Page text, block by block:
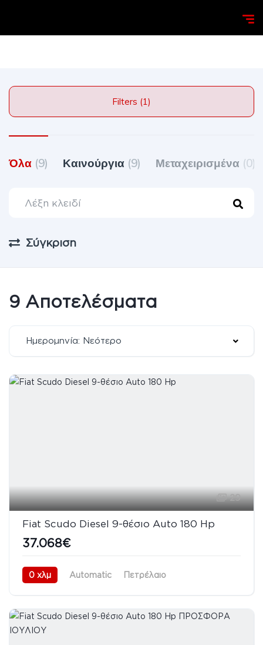
Filters (1)
Όλα (9) Καινούργια (9) Μεταχειρισμένα (0)
Σύγκριση
9 Αποτελέσματα
Ημερομηνία: Νεότερο
29
Fiat Scudo Diesel 9-θέσιο Auto 180 Hp
37.068€
0 χλμ Automatic
Πετρέλαιο